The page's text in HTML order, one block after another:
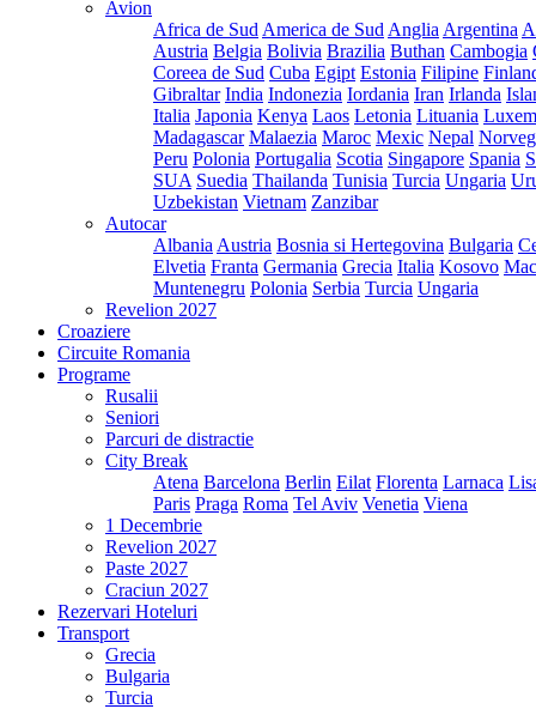
Avion
Africa de Sud America de Sud Anglia Argentina
Austria Belgia Bolivia Brazilia Buthan Cambogia
Coreea de Sud Cuba Egipt Estonia Filipine
Gibraltar India Indonezia Iordania Iran Irlanda
Italia Japonia Kenya Laos Letonia Lituania
Madagascar Malaezia Maroc Mexic Nepal
Peru Polonia Portugalia Scotia Singapore Spania
SUA Suedia Thailanda Tunisia Turcia Ungaria
Uzbekistan Vietnam Zanzibar
Autocar
Albania Austria Bosnia si Hertegovina Bulgaria
Elvetia Franta Germania Grecia Italia Kosovo
Muntenegru Polonia Serbia Turcia Ungaria
Revelion 2027
Croaziere
Circuite Romania
Programe
Rusalii
Seniori
Parcuri de distractie
City Break
Atena Barcelona Berlin Eilat Florenta Larnaca
Paris Praga Roma Tel Aviv Venetia Viena
1 Decembrie
Revelion 2027
Paste 2027
Craciun 2027
Rezervari Hoteluri
Transport
Grecia
Bulgaria
Turcia